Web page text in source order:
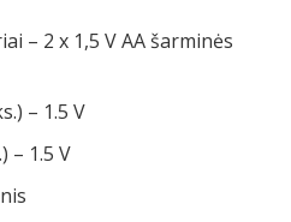
– 2 x 1,5 V AA šarminės
– 1.5 V
– 1.5 V